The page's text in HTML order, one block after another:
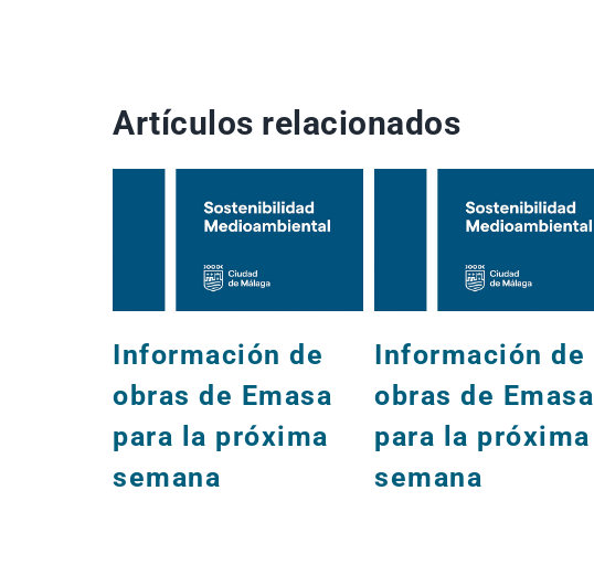
Artículos relacionados
Información de
obras de Emasa
para la próxima
semana
Información de
obras de Emasa
para la próxima
semana